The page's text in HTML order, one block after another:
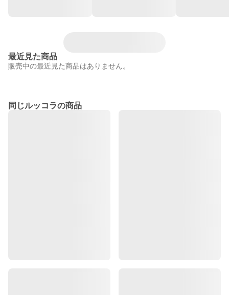
最近見た商品
販売中の最近見た商品はありません。
同じルッコラの商品